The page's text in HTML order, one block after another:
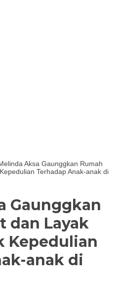
Aksa Gaunggkan Rumah
Terhadap Anak-anak di
Gaunggkan
dan Layak
Kepedulian
anak di